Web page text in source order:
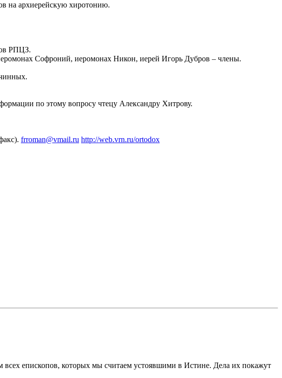
на архиерейскую хиротонию.
РПЦЗ.
Софроний, иеромонах Никон, иерей Игорь Дубров – члены.
по этому вопросу чтецу Александру Хитрову.
frroman@vmail.ru http://web.vrn.ru/ortodox
всех епископов, которых мы считаем устоявшими в Истине. Дела их покажут